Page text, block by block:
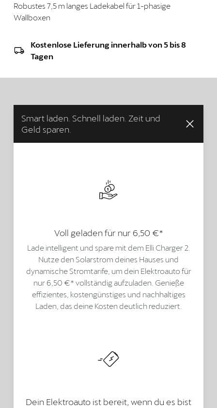
Robustes 7,5 m langes Ladekabel für 1-phasige
Wallboxen
Kostenlose Lieferung innerhalb von 5 bis 8
Tagen
Smart laden. Schnell laden. Zeit und
Geld sparen.
Voll geladen für nur 6,50 €*
Lade intelligent und spare mit dem Elli Charger 2.
Nutze den Solarstrom deines Hauses und
dynamische Stromtarife, um dein Elektroauto für
nur 6,50 €* vollständig aufzuladen. Genieße
effizientes, kostengünstiges und nachhaltiges
Laden, das deine Kosten deutlich reduziert.
Dein Elektroauto ist bereit, wenn du es bist